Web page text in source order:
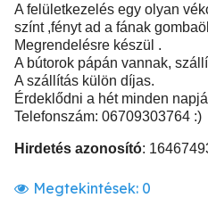
A felületkezelés egy olyan
színt ,fényt ad a fának
Megrendelésre készül .
A bútorok pápán vannak,
A szállítás külön díjas.
Érdeklődni a hét minden
Telefonszám: 06709303764 :)
Hirdetés azonosító:
Megtekintések: 0